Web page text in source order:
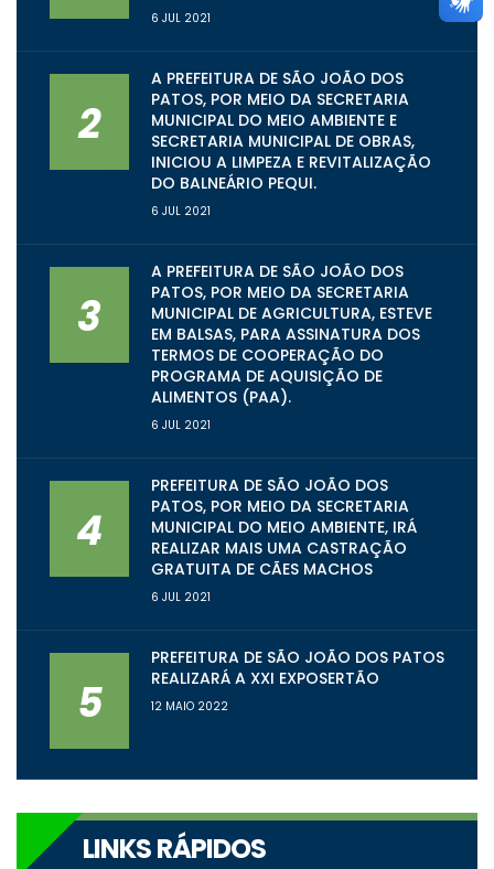
6 JUL 2021
2
A PREFEITURA DE SÃO JOÃO DOS
PATOS, POR MEIO DA SECRETARIA
MUNICIPAL DO MEIO AMBIENTE E
SECRETARIA MUNICIPAL DE OBRAS,
INICIOU A LIMPEZA E REVITALIZAÇÃO
DO BALNEÁRIO PEQUI.
6 JUL 2021
3
A PREFEITURA DE SÃO JOÃO DOS
PATOS, POR MEIO DA SECRETARIA
MUNICIPAL DE AGRICULTURA, ESTEVE
EM BALSAS, PARA ASSINATURA DOS
TERMOS DE COOPERAÇÃO DO
PROGRAMA DE AQUISIÇÃO DE
ALIMENTOS (PAA).
6 JUL 2021
4
PREFEITURA DE SÃO JOÃO DOS
PATOS, POR MEIO DA SECRETARIA
MUNICIPAL DO MEIO AMBIENTE, IRÁ
REALIZAR MAIS UMA CASTRAÇÃO
GRATUITA DE CÃES MACHOS
6 JUL 2021
5
PREFEITURA DE SÃO JOÃO DOS PATOS
REALIZARÁ A XXI EXPOSERTÃO
12 MAIO 2022
LINKS RÁPIDOS